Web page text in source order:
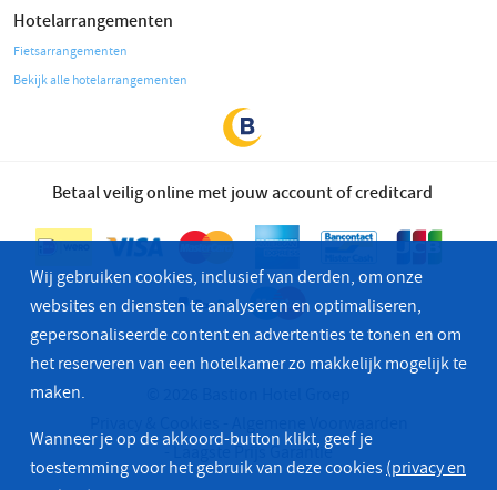
Hotelarrangementen
Fietsarrangementen
Bekijk alle hotelarrangementen
Betaal veilig online met jouw account of creditcard
Laagste Prijs Garantie
Wij gebruiken cookies, inclusief van derden, om onze
websites en diensten te analyseren en optimaliseren,
gepersonaliseerde content en advertenties te tonen en om
het reserveren van een hotelkamer zo makkelijk mogelijk te
maken.
Wanneer je op de akkoord-button klikt, geef je
toestemming voor het gebruik van deze cookies (privacy en